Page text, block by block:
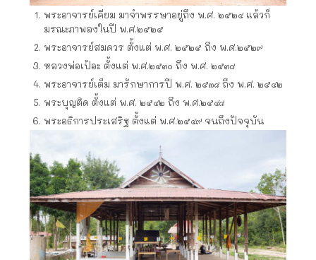
พระอาจารย์​เคียม มาจำพรรษาอยู่ถึง พ.ศ. ๒๕๒๔ แล้วก็
มรณะภาพลงในปี พ.ศ.๒๕๒๕
พระอาจารย์​สมควร ตั้งแต่ พ.ศ. ๒๕๒๕ ถึง พ.ศ.๒๕๒๙
หลวงพ่อเป้อะ ตั้งแต่ พ.ศ.๒๕๓๐ ถึง พ.ศ. ๒๕๓๘
พระอาจารย์​เต็ม มารักษาการ​ปี พ.ศ. ๒๕๓๘ ถึง พ.ศ. ๒๕๔๒
พระบุญติด ตั้งแต่ พ.ศ. ๒๕๔๒ ถึง พ.ศ.๒๕๔๘
พระอธิการ​ประเสริฐ​ ตั้งแต่ พ.ศ.๒๕๔๙ จนถึงปัจจุบัน​​